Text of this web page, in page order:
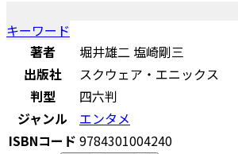
キーワード
著者
堀井雄二 塩崎剛三
出版社
スクウェア・エニックス
判型
四六判
ジャンル
エンタメ
ISBNコード 9784301004240